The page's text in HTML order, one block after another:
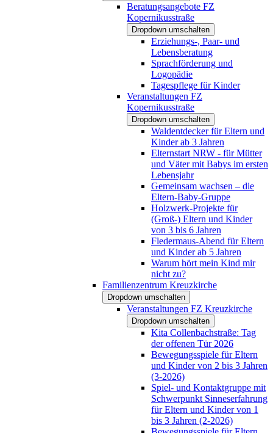
Beratungsangebote FZ
Kopernikusstraße
Dropdown umschalten
Erziehungs-, Paar- und
Lebensberatung
Sprachförderung und
Logopädie
Tagespflege für Kinder
Veranstaltungen FZ
Kopernikusstraße
Dropdown umschalten
Waldentdecker für Eltern und
Kinder ab 3 Jahren
Elternstart NRW - für Mütter
und Väter mit Babys im ersten
Lebensjahr
Gemeinsam wachsen – die
Eltern-Baby-Gruppe
Holzwerk-Projekte für
(Groß-) Eltern und Kinder
von 3 bis 6 Jahren
Fledermaus-Abend für Eltern
und Kinder ab 5 Jahren
Warum hört mein Kind mir
nicht zu?
Familienzentrum Kreuzkirche
Dropdown umschalten
Veranstaltungen FZ Kreuzkirche
Dropdown umschalten
Kita Collenbachstraße: Tag
der offenen Tür 2026
Bewegungsspiele für Eltern
und Kinder von 2 bis 3 Jahren
(3-2026)
Spiel- und Kontaktgruppe mit
Schwerpunkt Sinneserfahrung
für Eltern und Kinder von 1
bis 3 Jahren (2-2026)